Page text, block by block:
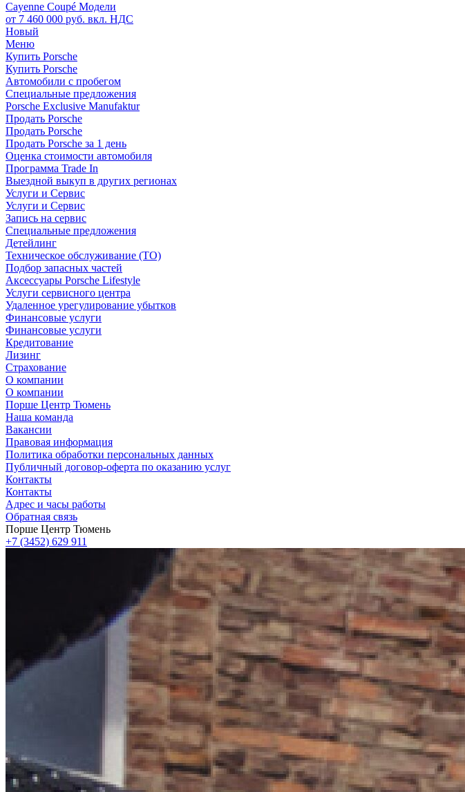
Cayenne Coupé Модели
от 7 460 000 руб. вкл. НДС
Новый
Меню
Купить Porsche
Купить Porsche
Автомобили с пробегом
Специальные предложения
Porsche Exclusive Manufaktur
Продать Porsche
Продать Porsche
Продать Porsche за 1 день
Оценка стоимости автомобиля
Программа Trade In
Выездной выкуп в других регионах
Услуги и Сервис
Услуги и Сервис
Запись на сервис
Специальные предложения
Детейлинг
Техническое обслуживание (ТО)
Подбор запасных частей
Аксессуары Porsche Lifestyle
Услуги сервисного центра
Удаленное урегулирование убытков
Финансовые услуги
Финансовые услуги
Кредитование
Лизинг
Страхование
О компании
О компании
Порше Центр Тюмень
Наша команда
Вакансии
Правовая информация
Политика обработки персональных данных
Публичный договор-оферта по оказанию услуг
Контакты
Контакты
Адрес и часы работы
Обратная связь
Порше Центр Тюмень
+7 (3452) 629 911